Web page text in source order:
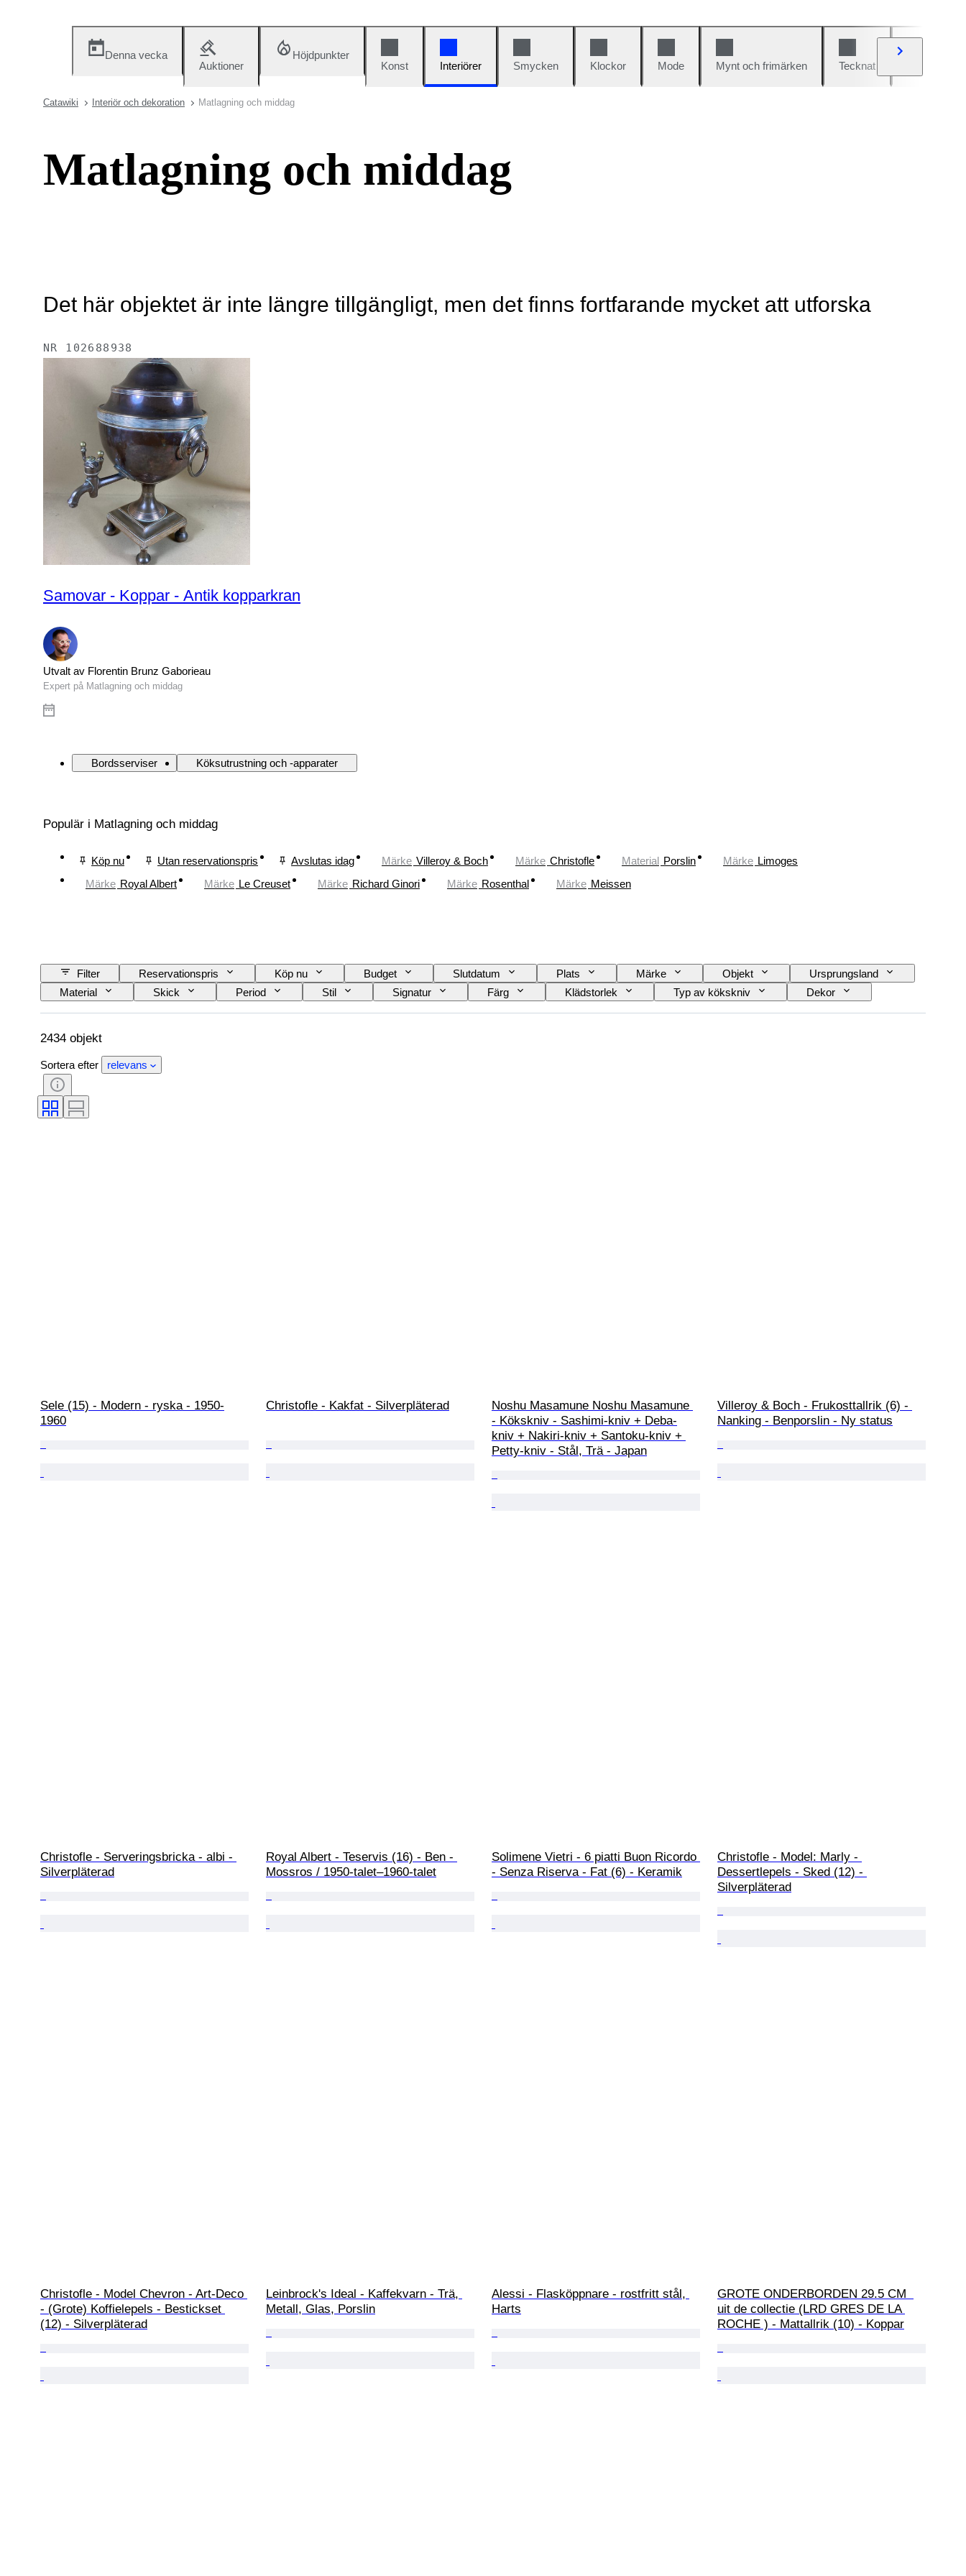
Denna vecka
Auktioner
Höjdpunkter
Konst
Interiörer Smycken Klockor Mode Mynt och frimärken Tecknat
Catawiki Interiör och dekoration Matlagning och middag
Matlagning och middag
Det här objektet är inte längre tillgängligt, men det finns fortfarande mycket att utforska
NR 102688938
Samovar - Koppar - Antik kopparkran
Utvalt av Florentin Brunz Gaborieau
Expert på Matlagning och middag
Bordsserviser Köksutrustning och -apparater
Populär i Matlagning och middag
Köp nu Utan reservationspris Avslutas idag Märke Villeroy & Boch Märke Christofle Material Porslin Märke Limoges
Märke Royal Albert Märke Le Creuset Märke Richard Ginori Märke Rosenthal Märke Meissen
Filter Reservationspris Köp nu Budget Slutdatum Plats Märke Objekt
Ursprungsland
Material
Skick Period Stil Signatur Färg Klädstorlek Typ av kökskniv
Dekor
Konstnär
Original / kopia Säljs av Era Skapare Modell
2434 objekt
Sortera efter relevans
Sele (15) - Modern - ryska - 1950-
1960
Christofle - Kakfat - Silverpläterad
Noshu Masamune Noshu Masamune
- Kökskniv - Sashimi-kniv + Deba-
kniv + Nakiri-kniv + Santoku-kniv +
Petty-kniv - Stål, Trä - Japan
Villeroy & Boch - Frukosttallrik (6) -
Nanking - Benporslin - Ny status
Christofle - Serveringsbricka - albi -
Silverpläterad
Royal Albert - Teservis (16) - Ben -
Mossros / 1950-talet–1960-talet
Solimene Vietri - 6 piatti Buon Ricordo
- Senza Riserva - Fat (6) - Keramik
Christofle - Model: Marly -
Dessertlepels - Sked (12) -
Silverpläterad
Christofle - Model Chevron - Art-Deco
- (Grote) Koffielepels - Bestickset
(12) - Silverpläterad
Leinbrock's Ideal - Kaffekvarn - Trä,
Metall, Glas, Porslin
Alessi - Flasköppnare - rostfritt stål,
Harts
GROTE ONDERBORDEN 29.5 CM
uit de collectie (LRD GRES DE LA
ROCHE ) - Mattallrik (10) - Koppar